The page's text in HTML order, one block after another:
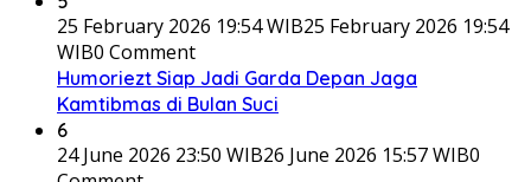
25 February 2026 19:54 WIB25 February 2026 19:54
WIB0 Comment
Humoriezt Siap Jadi Garda Depan Jaga
Kamtibmas di Bulan Suci
6
24 June 2026 23:50 WIB26 June 2026 15:57 WIB0